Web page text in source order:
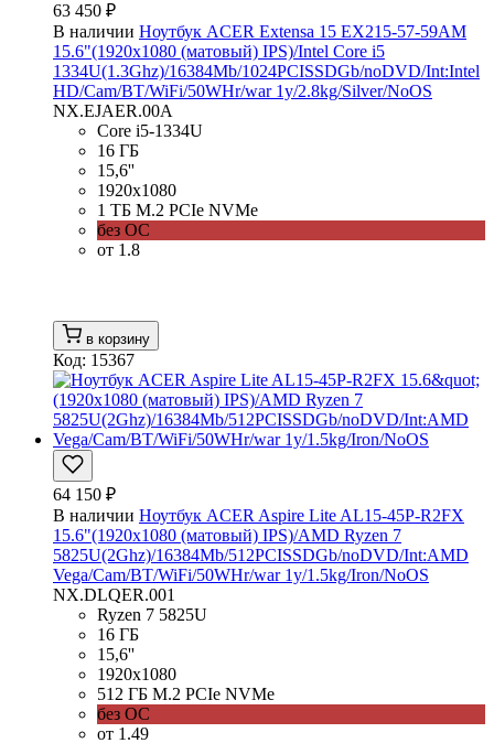
63 450 ₽
В наличии Ноутбук ACER Extensa 15 EX215-57-59AM
15.6"(1920x1080 (матовый) IPS)/Intel Core i5
1334U(1.3Ghz)/16384Mb/1024PCISSDGb/noDVD/Int:Intel
HD/Cam/BT/WiFi/50WHr/war 1y/2.8kg/Silver/NoOS
NX.EJAER.00A
Core i5-1334U
16 ГБ
15,6''
1920x1080
1 ТБ M.2 PCIe NVMe
без ОС
от 1.8
в корзину
Код: 15367
64 150 ₽
В наличии Ноутбук ACER Aspire Lite AL15-45P-R2FX
15.6"(1920x1080 (матовый) IPS)/AMD Ryzen 7
5825U(2Ghz)/16384Mb/512PCISSDGb/noDVD/Int:AMD
Vega/Cam/BT/WiFi/50WHr/war 1y/1.5kg/Iron/NoOS
NX.DLQER.001
Ryzen 7 5825U
16 ГБ
15,6''
1920x1080
512 ГБ M.2 PCIe NVMe
без ОС
от 1.49